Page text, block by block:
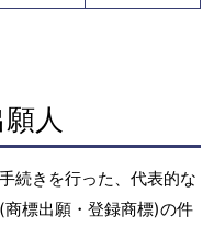
人
続きを行った、代表的な
標出願・登録商標)の件